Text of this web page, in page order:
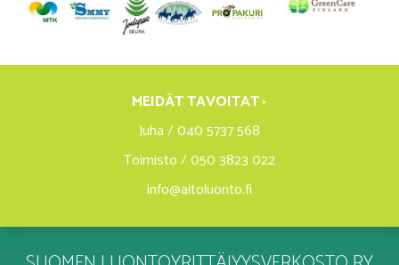
MEIDÄT TAVOITAT ›
Juha / 040 5737 568
Toimisto / 050 3823 022
info@aitoluonto.fi